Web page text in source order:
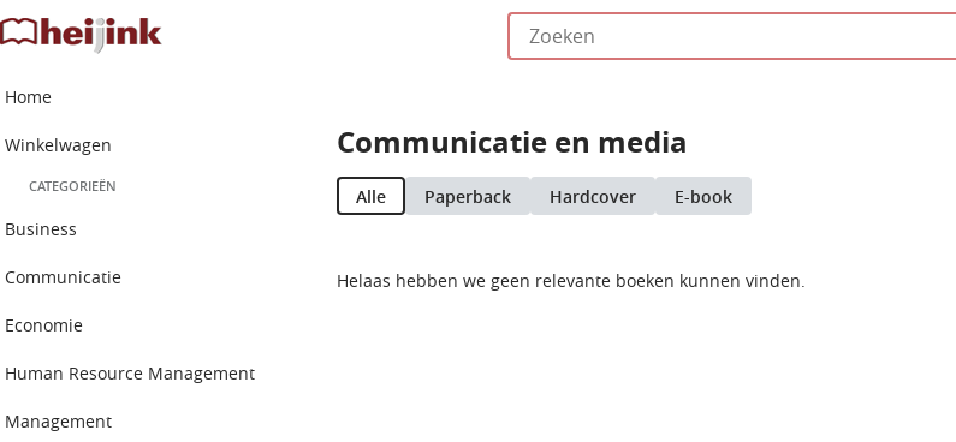
Home
Winkelwagen
CATEGORIEËN
Business
Communicatie
Economie
Human Resource Management
Management
Communicatie en media
Alle Paperback Hardcover E-book
Helaas hebben we geen relevante boeken kunnen vinden.